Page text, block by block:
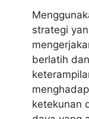
strategi
berlatih
ketekunan